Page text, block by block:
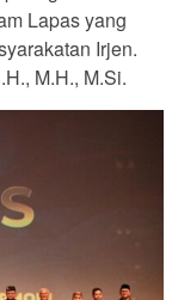
Lapas yang
Irjen.
M.H., M.Si.